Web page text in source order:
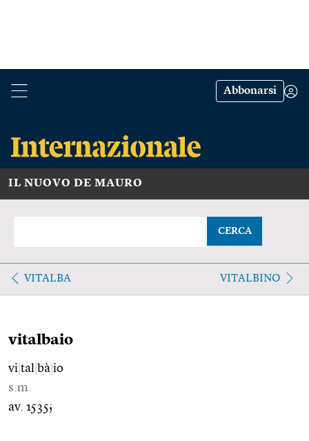
Abbonarsi
IL NUOVO DE MAURO
CERCA
VITALBA VITALBINO
vitalbaio
vi tal bà io
s.m.
av. 1535;